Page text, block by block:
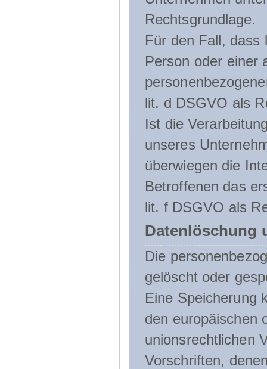
Rechtsgrundlage.
Für den Fall, dass
Person oder einer
lit. d DSGVO als
Ist die
unseres
überwiegen die
Betroffenen das
lit. f DSGVO als
Datenlöschung
Die
gelöscht oder
Eine Speicherung
den europäischen
unionsrechtlichen
Vorschriften,